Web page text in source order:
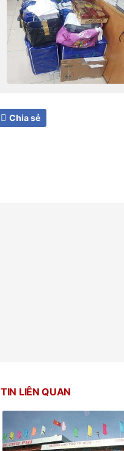
Chia sẻ
TIN LIÊN QUAN